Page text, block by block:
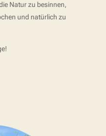
Natur zu besinnen,
und natürlich zu